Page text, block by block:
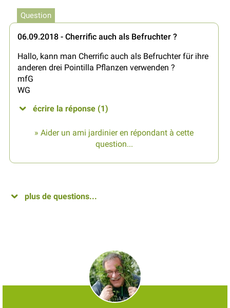
Question
06.09.2018 - Cherrific auch als Befruchter ?
Hallo, kann man Cherrific auch als Befruchter für ihre
anderen drei Pointilla Pflanzen verwenden ?
mfG
WG
écrire la réponse (1)
» Aider un ami jardinier en répondant à cette
question...
plus de questions...